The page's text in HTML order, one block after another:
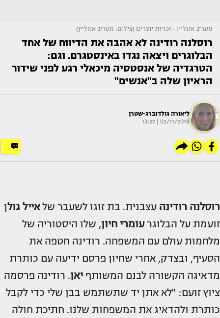
מעריב אונליין - זכויות יוצרים (צילום: מעריב אונליין)
רוסלנה רודינה לא אהבה את הדיווח של אחד
הבלוגרים ויצאה נגדו באינסטגרם. וגם:
הטרגדיה של אנסטסיה מיכאלי רגע לפני שידור
הראיון שלה ב"אנשים"
ליאורה גולדנברג-שטרן
02/11/2018 | 13:27
רוסלנה רודינה עצבנית. בת זוגו לשעבר שלאייל גולן
זועמת על הבלוגרעומרי חיון, שלו היסטוריה של
מלחמות עולם עם המשפחה. רודינה חטפה את
הסעיף, ובצדק, אחרי שחיון פרסם ידיעה עם כותרת
מדאיגה הקשורה לבנם המשותף יאן. רודינה פרסמה
ציוץ זועם: "לא אתן יד שתשתמש בבן שלי כדי לקבל
כותרת ולהדאיג את המשפחות שלנו. חתיכת חולה